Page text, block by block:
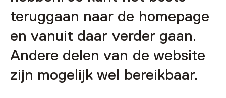
teruggaan naar de homepage
en vanuit daar verder gaan.
Andere delen van de website
zijn mogelijk wel bereikbaar.